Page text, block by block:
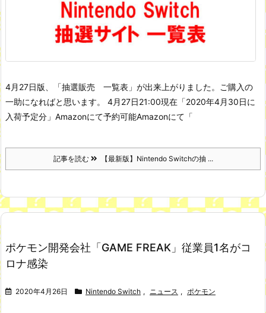
4月27日版、「抽選販売 一覧表」が出来上がりました。ご購入の
一助になればと思います。
4月27日21:00現在 「2020年4月30日に
入荷予定分」Amazonにて予約可能Amazonにて「
記事を読む 【最新版】Nintendo Switchの抽 ...
ポケモン開発会社「GAME FREAK」従業員1名がコ
ロナ感染
2020年4月26日 Nintendo Switch , ニュース , ポケモン